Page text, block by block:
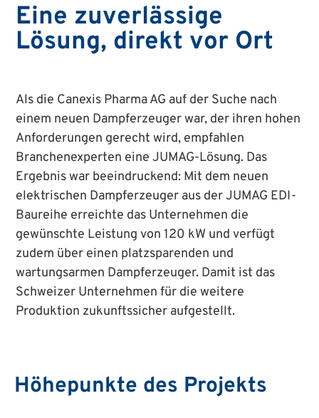
Eine zuverlässige
Lösung, direkt vor Ort
Als die Canexis Pharma AG auf der Suche nach
einem neuen Dampferzeuger war, der ihren hohen
Anforderungen gerecht wird, empfahlen
Branchenexperten eine JUMAG-Lösung. Das
Ergebnis war beeindruckend: Mit dem neuen
elektrischen Dampferzeuger aus der JUMAG EDI-
Baureihe erreichte das Unternehmen die
gewünschte Leistung von 120 kW und verfügt
zudem über einen platzsparenden und
wartungsarmen Dampferzeuger. Damit ist das
Schweizer Unternehmen für die weitere
Produktion zukunftssicher aufgestellt.
Höhepunkte des Projekts